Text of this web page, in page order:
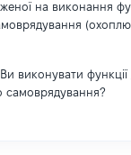
на виконання
виконувати
самоврядування?